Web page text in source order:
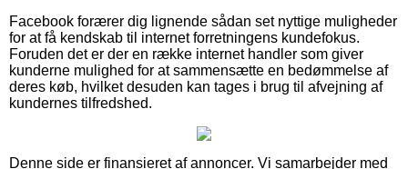
Facebook forærer dig lignende sådan set nyttige muligheder
for at få kendskab til internet forretningens kundefokus.
Foruden det er der en række internet handler som giver
kunderne mulighed for at sammensætte en bedømmelse af
deres køb, hvilket desuden kan tages i brug til afvejning af
kundernes tilfredshed.
Denne side er finansieret af annoncer. Vi samarbejder med